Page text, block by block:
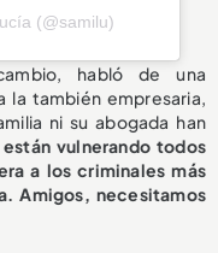
(@samilu)
habló de una
también empresaria,
ni su abogada han
están vulnerando todos
a los criminales más
Amigos, necesitamos